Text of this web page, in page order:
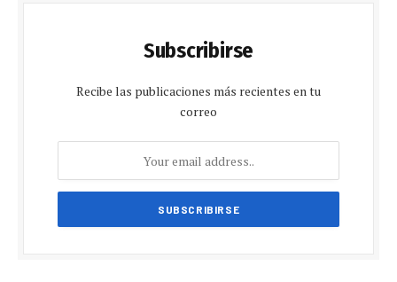
Subscribirse
Recibe las publicaciones más recientes en tu
correo